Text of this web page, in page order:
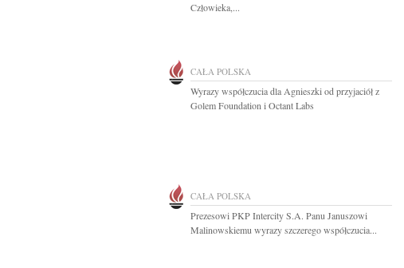
Człowieka,...
CAŁA POLSKA
Wyrazy współczucia dla Agnieszki od przyjaciół z
Golem Foundation i Octant Labs
CAŁA POLSKA
Prezesowi PKP Intercity S.A. Panu Januszowi
Malinowskiemu wyrazy szczerego współczucia...